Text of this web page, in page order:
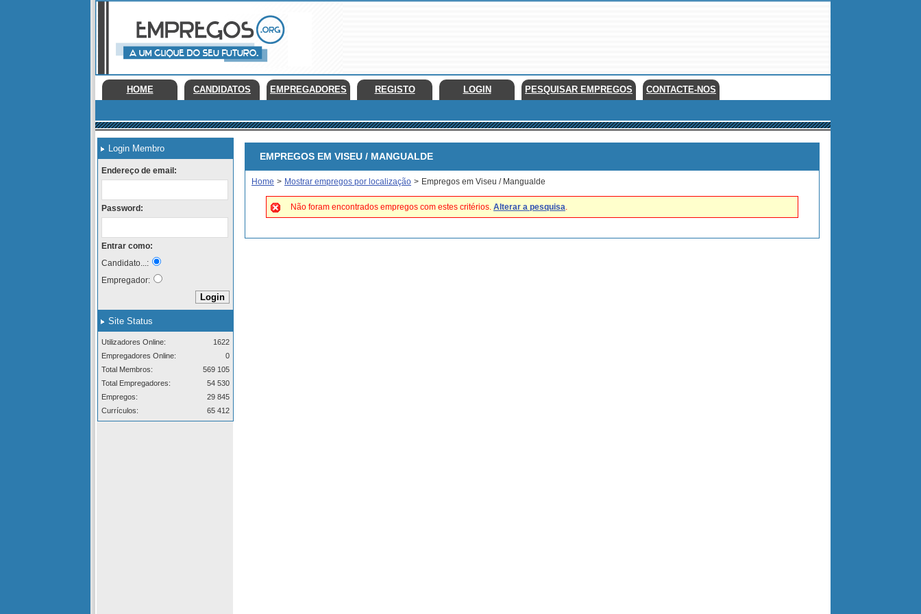
HOME CANDIDATOS EMPREGADORES REGISTO LOGIN PESQUISAR EMPREGOS CONTACTE-NOS
Login Membro
Endereço de email:
Password:
Entrar como:
Candidato...:
Empregador:
Site Status
Utilizadores Online:
1622
Empregadores Online:
0
Total Membros:
569 105
Total Empregadores:
54 530
Empregos:
29 845
Currículos:
65 412
EMPREGOS EM VISEU / MANGUALDE
Home > Mostrar empregos por localização > Empregos em Viseu / Mangualde
Não foram encontrados empregos com estes critérios. Alterar a pesquisa.